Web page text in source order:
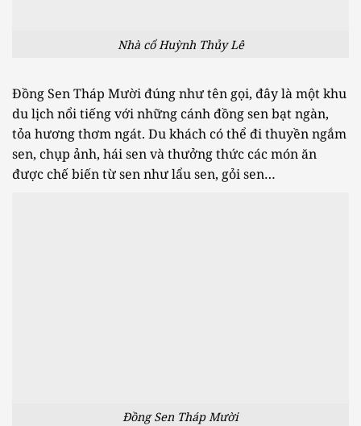
Nhà cổ Huỳnh Thủy Lê
Đồng Sen Tháp Mười đúng như tên gọi, đây là một khu
du lịch nổi tiếng với những cánh đồng sen bạt ngàn,
tỏa hương thơm ngát. Du khách có thể đi thuyền ngắm
sen, chụp ảnh, hái sen và thưởng thức các món ăn
được chế biến từ sen như lẩu sen, gỏi sen…
Đồng Sen Tháp Mười